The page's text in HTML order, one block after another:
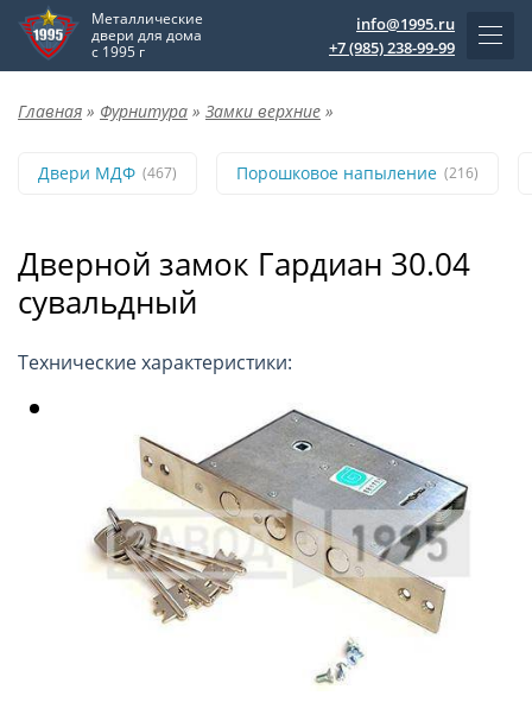
Металлические
двери для дома
с 1995 г
info@1995.ru
+7 (985) 238-99-99
Главная » Фурнитура » Замки верхние »
Двери МДФ (467) Порошковое напыление (216)
Дверной замок Гардиан 30.04
сувальдный
Технические характеристики: